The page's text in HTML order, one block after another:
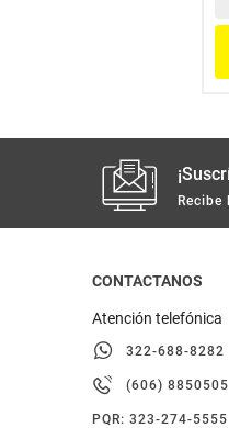
CONTACTANOS
Atención telefónica
322-688-8282
(606) 8850505
PQR: 323-274-5555